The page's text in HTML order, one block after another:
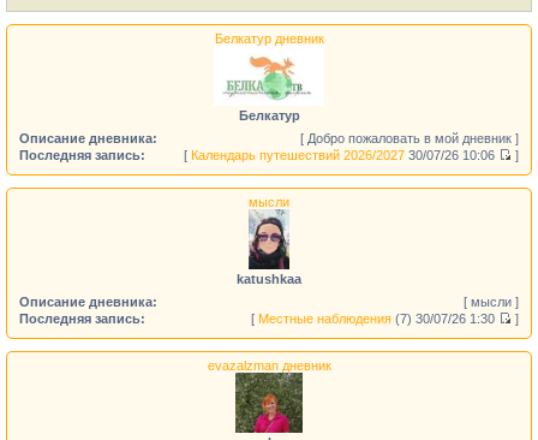
Белкатур дневник
Белкатур
Описание дневника:
[ Добро пожаловать в мой дневник ]
Последняя запись:
[ Календарь путешествий 2026/2027 30/07/26 10:06 ]
мысли
katushkaa
Описание дневника:
[ мысли ]
Последняя запись:
[ Местные наблюдения (7) 30/07/26 1:30 ]
evazalzman дневник